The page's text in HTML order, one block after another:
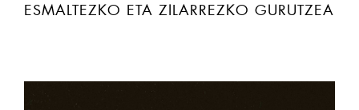
ESMALTEZKO ETA ZILARREZKO GURUTZEA